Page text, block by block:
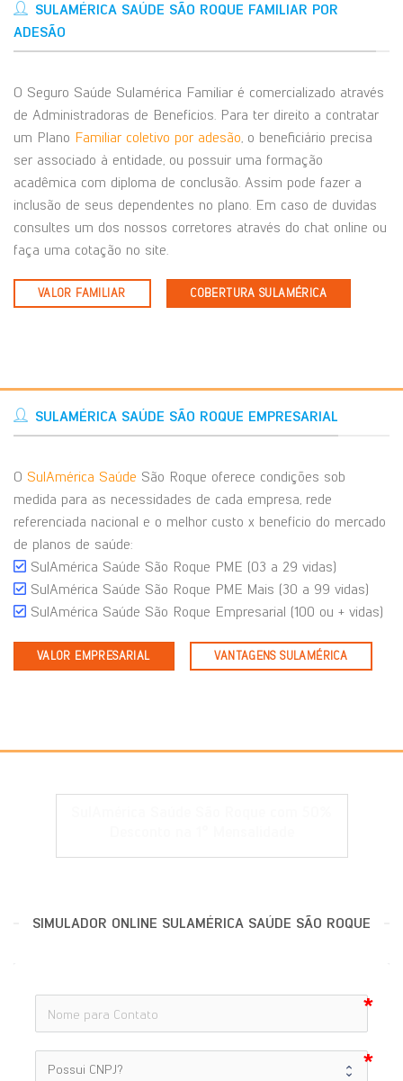
SULAMÉRICA SAÚDE SÃO ROQUE FAMILIAR POR
ADESÃO
O Seguro Saúde Sulamérica Familiar é comercializado através
de Administradoras de Benefícios. Para ter direito a contratar
um Plano Familiar coletivo por adesão , o beneficiário precisa
ser associado à entidade, ou possuir uma formação
acadêmica com diploma de conclusão. Assim pode fazer a
inclusão de seus dependentes no plano. Em caso de duvidas
consultes um dos nossos corretores através do chat online ou
faça uma cotação no site.
VALOR FAMILIAR COBERTURA SULAMÉRICA
SULAMÉRICA SAÚDE SÃO ROQUE EMPRESARIAL
O SulAmérica Saúde São Roque oferece condições sob
medida para as necessidades de cada empresa, rede
referenciada nacional e o melhor custo x benefício do mercado
de planos de saúde:
SulAmérica Saúde São Roque PME (03 a 29 vidas)
SulAmérica Saúde São Roque PME Mais (30 a 99 vidas)
SulAmérica Saúde São Roque Empresarial (100 ou + vidas)
VALOR EMPRESARIAL VANTAGENS SULAMÉRICA
SIMULADOR ONLINE SULAMÉRICA SAÚDE SÃO ROQUE